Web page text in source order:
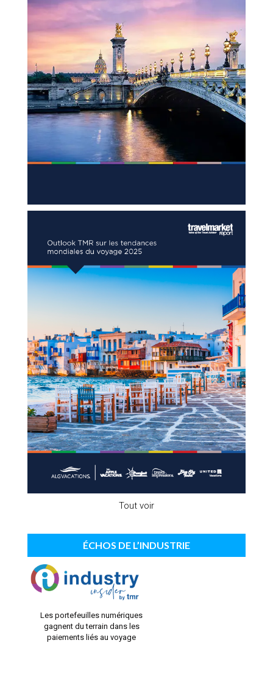
Tout voir
ÉCHOS DE L’INDUSTRIE
Les portefeuilles numériques
gagnent du terrain dans les
paiements liés au voyage